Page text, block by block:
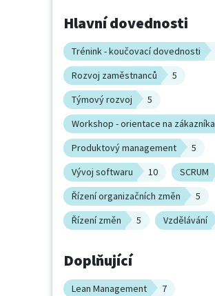
Hlavní dovednosti
Trénink - koučovací dovednosti
Rozvoj zaměstnanců
5
Týmový rozvoj
5
Workshop - orientace na zákazníka
Produktový management
5
Vývoj softwaru
10 SCRUM
Řízení organizačních změn
5
Řízení změn
5 Vzdělávání
Doplňující
Lean Management
7